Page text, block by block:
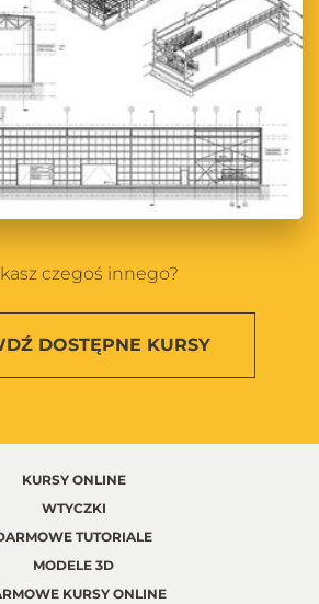
czegoś innego?
DOSTĘPNE KURSY
KURSY ONLINE
WTYCZKI
TUTORIALE
MODELE 3D
KURSY ONLINE